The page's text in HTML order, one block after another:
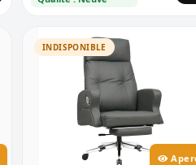
INDISPONIBLE